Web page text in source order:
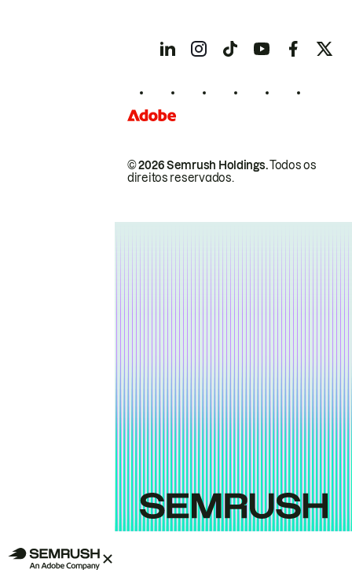
© 2026 Semrush Holdings.Todos os
direitos reservados.